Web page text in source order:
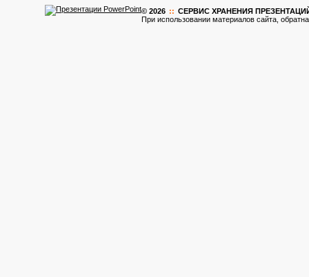
© 2026 :: CЕРВИС ХРАНЕНИЯ ПРЕЗЕНТАЦИЙ
При использовании материалов сайта,